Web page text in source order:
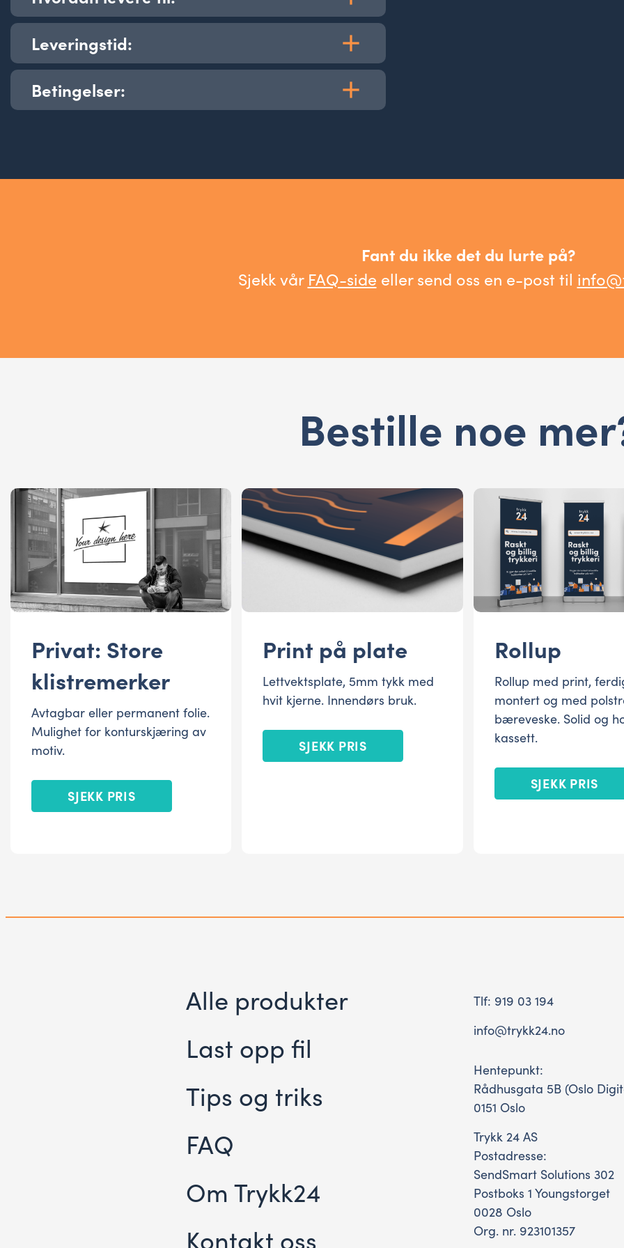
klistremerker som er kvadratiske eller rektangulære.
Runde klistremerker i 51 mm diameter og 64 mm diameter finnes
kun med blank overflate.
Last opp entrykklar PDF
Leveringstid:
Normal leveringstid er 3 dager.
Ekspresslevering på 1 dag mot et ekspresstillegg på kr.
Dette kommer evt. frem under bestillingen.
Betingelser:
Fant du ikke det du lurte på?
Sjekk vår FAQ-side eller send oss en e-post til
Bestille noe
Privat: Store
klistremerker
Avtagbar eller permanent folie.
Mulighet for konturskjæring av
motiv.
SJEKK PRIS
Print på plate
Lettvektsplate, 5mm tykk med
hvit kjerne. Innendørs bruk.
SJEKK PRIS
Rollup
Rollup med print,
montert og med
bæreveske. Solid og
kassett.
SJEKK PRIS
Alle produkter
Last opp fil
Tips og triks
FAQ
Om Trykk24
Kontakt oss
Tlf: 919 03 194
info@trykk24.no
Hentepunkt:
Rådhusgata 5B (Oslo
0151 Oslo
Trykk 24 AS
Postadresse:
SendSmart Solutions 302
Postboks 1 Youngstorget
0028 Oslo
Org. nr. 923101357